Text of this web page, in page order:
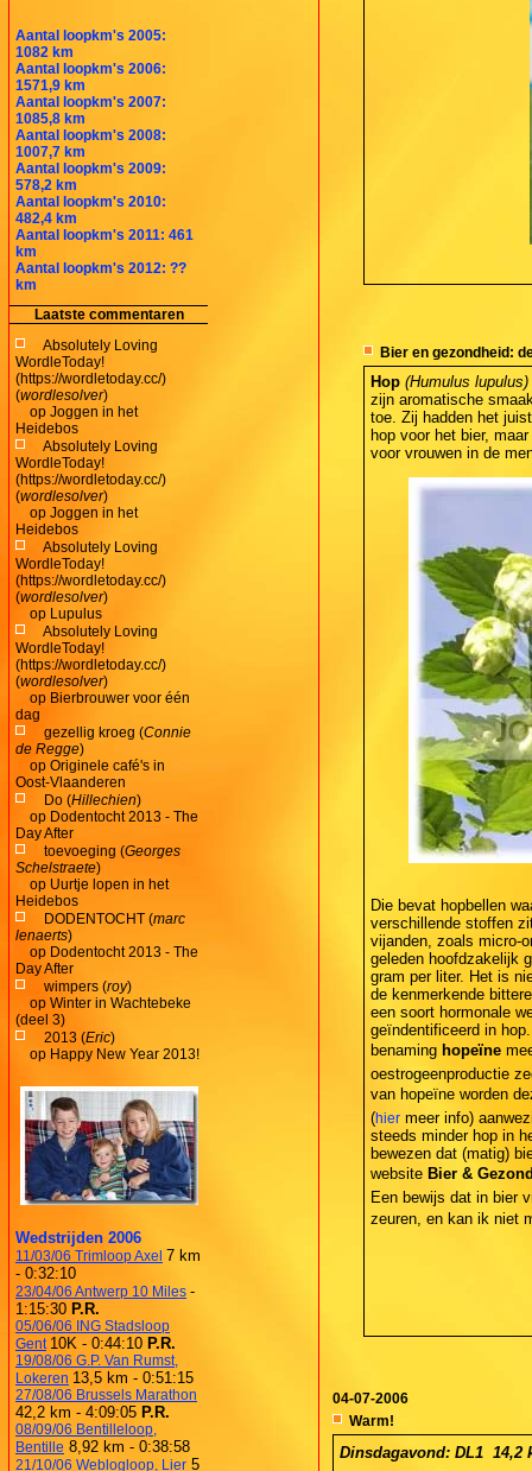
Aantal loopkm's 2005:
1082 km
Aantal loopkm's 2006:
1571,9 km
Aantal loopkm's 2007:
1085,8 km
Aantal loopkm's 2008:
1007,7 km
Aantal loopkm's 2009:
578,2 km
Aantal loopkm's 2010:
482,4 km
Aantal loopkm's 2011: 461
km
Aantal loopkm's 2012: ??
km
Laatste commentaren
Absolutely Loving
WordleToday!
(https://wordletoday.cc/)
(wordlesolver)
op Joggen in het
Heidebos
Absolutely Loving
WordleToday!
(https://wordletoday.cc/)
(wordlesolver)
op Joggen in het
Heidebos
Absolutely Loving
WordleToday!
(https://wordletoday.cc/)
(wordlesolver)
op Lupulus
Absolutely Loving
WordleToday!
(https://wordletoday.cc/)
(wordlesolver)
op Bierbrouwer voor één
dag
gezellig kroeg (Connie
de Regge)
op Originele café's in
Oost-Vlaanderen
Do (Hillechien)
op Dodentocht 2013 - The
Day After
toevoeging (Georges
Schelstraete)
op Uurtje lopen in het
Heidebos
DODENTOCHT (marc
lenaerts)
op Dodentocht 2013 - The
Day After
wimpers (roy)
op Winter in Wachtebeke
(deel 3)
2013 (Eric)
op Happy New Year 2013!
Wedstrijden 2006
11/03/06 Trimloop Axel 7 km
- 0:32:10
23/04/06 Antwerp 10 Miles -
1:15:30 P.R.
05/06/06 ING Stadsloop
Gent 10K - 0:44:10 P.R.
19/08/06 G.P. Van Rumst,
Lokeren 13,5 km - 0:51:15
27/08/06 Brussels Marathon
42,2 km - 4:09:05 P.R.
08/09/06 Bentilleloop,
Bentille 8,92 km - 0:38:58
21/10/06 Weblogloop, Lier 5
Bier en gezondheid:
Hop (Humulus lupulus)
zijn aromatische
toe. Zij hadden het
hop voor het bier,
voor vrouwen in de
Die bevat hopbellen
verschillende stoffen
vijanden, zoals micro-
geleden hoofdzakelijk
gram per liter. Het is
de kenmerkende
een soort hormonale
geïndentificeerd in
benaming hopeïne
oestrogeenproductie
van hopeïne worden
(hiermeer info)
steeds minder hop in
bewezen dat (matig)
website Bier &
Een bewijs dat in bier
zeuren, en kan ik niet
04-07-2006
Warm!
Dinsdagavond: DL1  14,2